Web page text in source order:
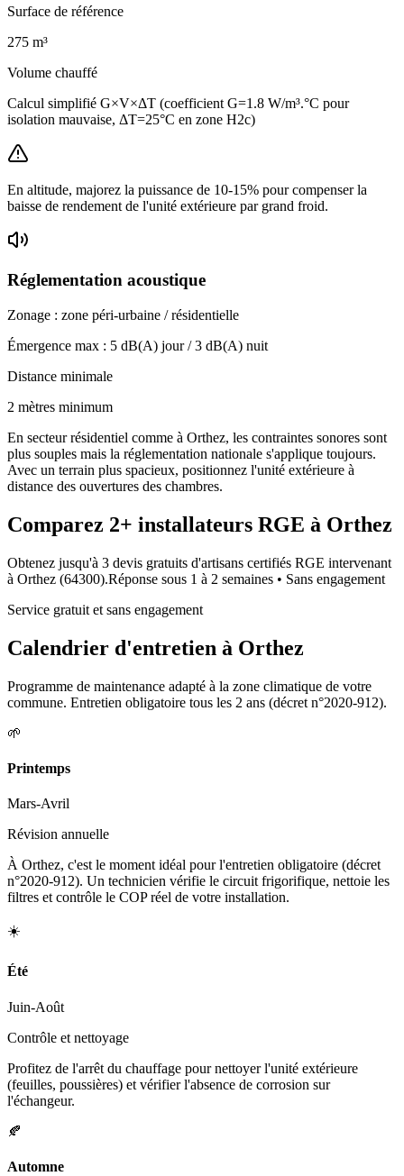
Surface de référence
275 m³
Volume chauffé
Calcul simplifié G×V×ΔT (coefficient G=1.8 W/m³.°C pour
isolation mauvaise, ΔT=25°C en zone H2c)
En altitude, majorez la puissance de 10-15% pour compenser la
baisse de rendement de l'unité extérieure par grand froid.
Réglementation acoustique
Zonage : zone péri-urbaine / résidentielle
Émergence max : 5 dB(A) jour /3 dB(A) nuit
Distance minimale
2 mètres minimum
En secteur résidentiel comme à Orthez, les contraintes sonores sont
plus souples mais la réglementation nationale s'applique toujours.
Avec un terrain plus spacieux, positionnez l'unité extérieure à
distance des ouvertures des chambres.
Comparez 2+ installateurs RGE à Orthez
Obtenez jusqu'à 3 devis gratuits d'artisans certifiés RGE intervenant
à Orthez (64300).Réponse sous 1 à 2 semaines • Sans engagement
Service gratuit et sans engagement
Calendrier d'entretien à Orthez
Programme de maintenance adapté à la zone climatique de votre
commune. Entretien obligatoire tous les 2 ans (décret n°2020-912).
🌱
Printemps
Mars-Avril
Révision annuelle
À Orthez, c'est le moment idéal pour l'entretien obligatoire (décret
n°2020-912). Un technicien vérifie le circuit frigorifique, nettoie les
filtres et contrôle le COP réel de votre installation.
☀️
Été
Juin-Août
Contrôle et nettoyage
Profitez de l'arrêt du chauffage pour nettoyer l'unité extérieure
(feuilles, poussières) et vérifier l'absence de corrosion sur
l'échangeur.
🍂
Automne